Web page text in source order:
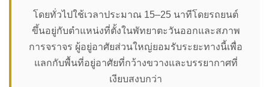
โดยทั่วไปใช้เวลาประมาณ 15–25 นาทีโดยรถยนต์
ขึ้นอยู่กับตำแหน่งที่ตั้งในพัทยาตะวันออกและสภาพ
การจราจร ผู้อยู่อาศัยส่วนใหญ่ยอมรับระยะทางนี้เพื่อ
แลกกับพื้นที่อยู่อาศัยที่กว้างขวางและบรรยากาศที่
เงียบสงบกว่า